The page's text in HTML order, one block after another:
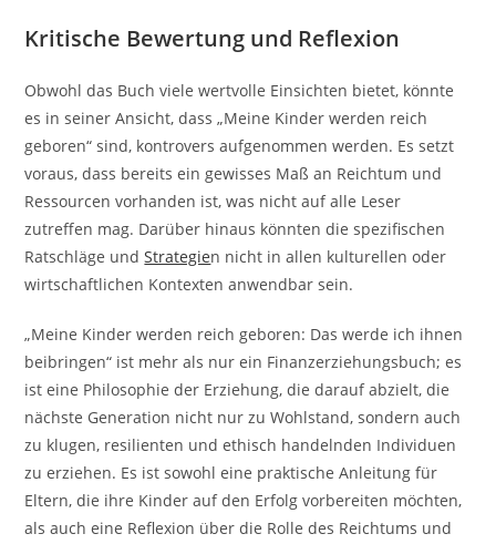
Kritische Bewertung und Reflexion
Obwohl das Buch viele wertvolle Einsichten bietet, könnte
es in seiner Ansicht, dass „Meine Kinder werden reich
geboren“ sind, kontrovers aufgenommen werden. Es setzt
voraus, dass bereits ein gewisses Maß an Reichtum und
Ressourcen vorhanden ist, was nicht auf alle Leser
zutreffen mag. Darüber hinaus könnten die spezifischen
Ratschläge undStrategien nicht in allen kulturellen oder
wirtschaftlichen Kontexten anwendbar sein.
„Meine Kinder werden reich geboren: Das werde ich ihnen
beibringen“ ist mehr als nur ein Finanzerziehungsbuch; es
ist eine Philosophie der Erziehung, die darauf abzielt, die
nächste Generation nicht nur zu Wohlstand, sondern auch
zu klugen, resilienten und ethisch handelnden Individuen
zu erziehen. Es ist sowohl eine praktische Anleitung für
Eltern, die ihre Kinder auf den Erfolg vorbereiten möchten,
als auch eine Reflexion über die Rolle des Reichtums und